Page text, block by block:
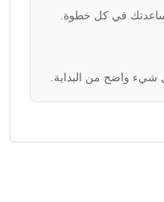
في كل خطوة.
شيء واضح من البداية.